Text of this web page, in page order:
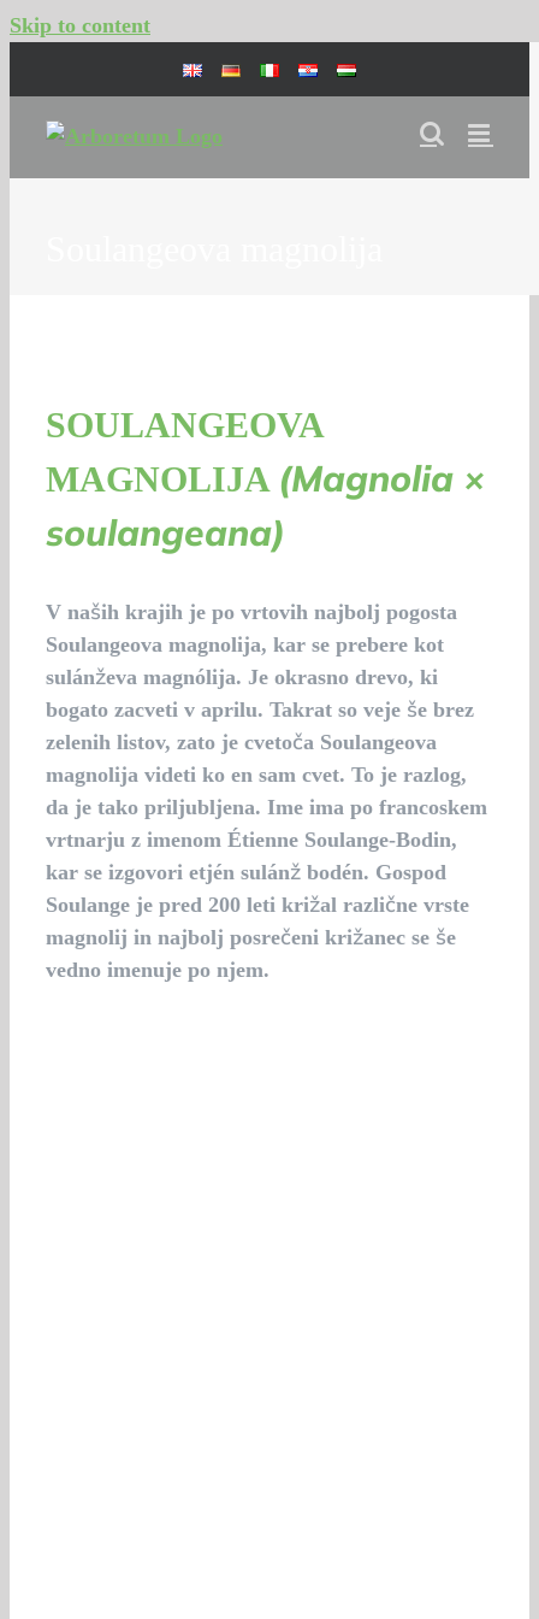
Skip to content
SOULANGEOVA
MAGNOLIJA (Magnolia ×
soulangeana)
V naših krajih je po vrtovih najbolj pogosta
Soulangeova magnolija, kar se prebere kot
sulánževa magnólija. Je okrasno drevo, ki
bogato zacveti v aprilu. Takrat so veje še brez
zelenih listov, zato je cvetoča Soulangeova
magnolija videti ko en sam cvet. To je razlog,
da je tako priljubljena. Ime ima po francoskem
vrtnarju z imenom Étienne Soulange-Bodin,
kar se izgovori etjén sulánž bodén. Gospod
Soulange je pred 200 leti križal različne vrste
magnolij in najbolj posrečeni križanec se še
vedno imenuje po njem.